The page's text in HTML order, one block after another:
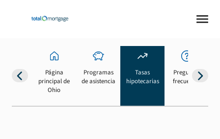
Página
principal de
Ohio
Programas
de asistencia
Tasas
hipotecarias
Preguntas
frecuentes